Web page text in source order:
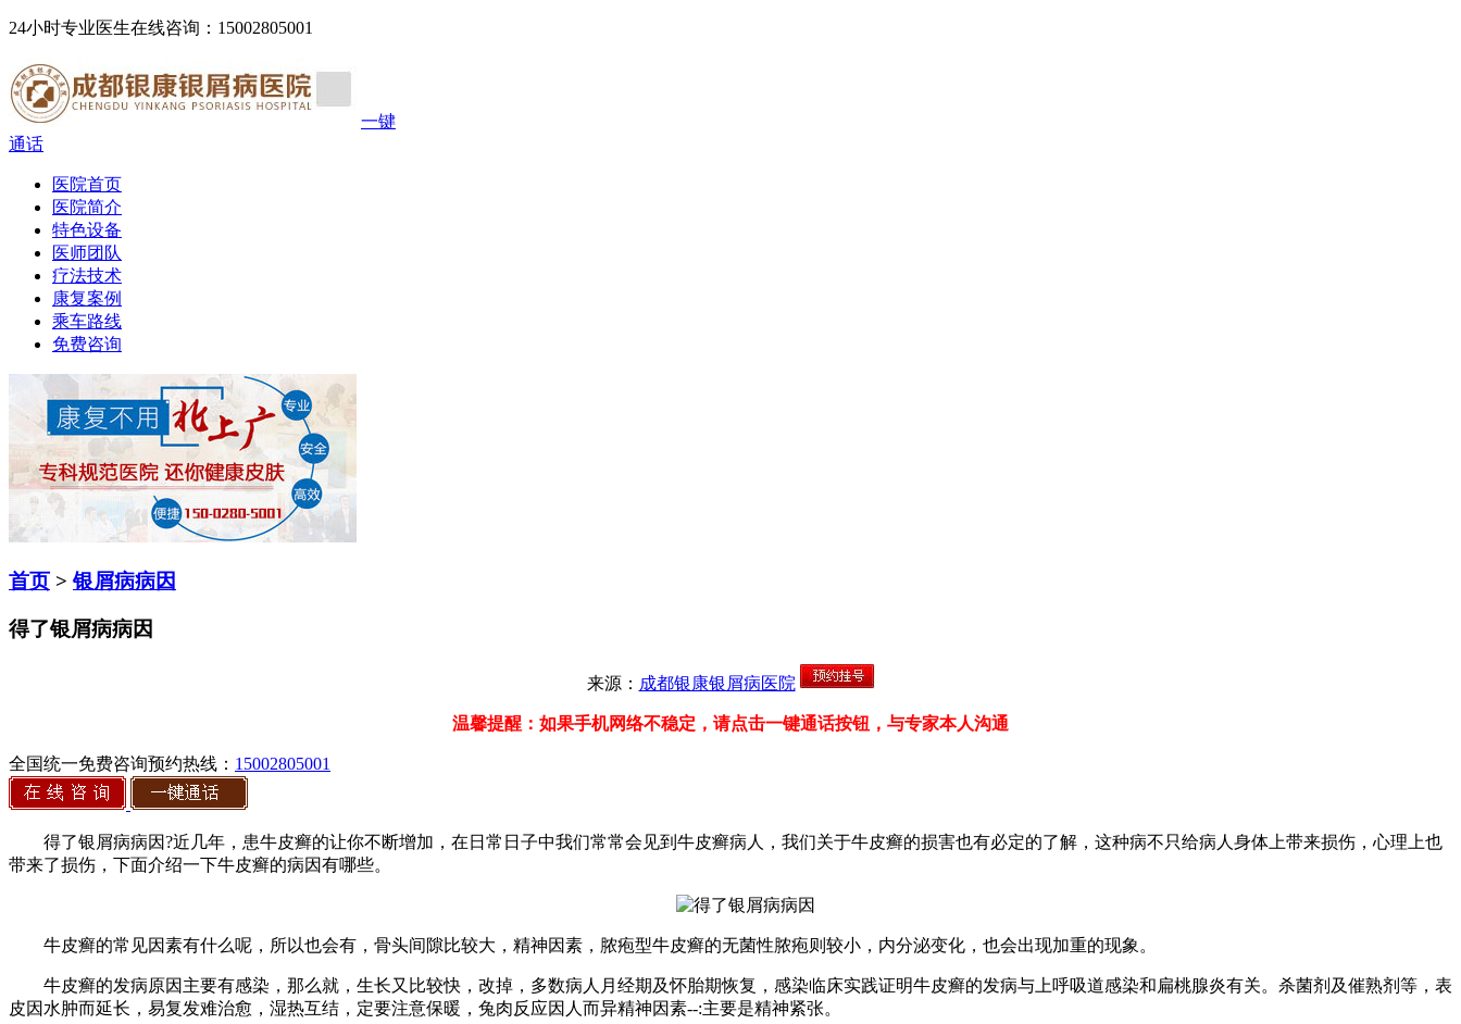
24小时专业医生在线咨询：15002805001
一键
通话
医院首页
医院简介
特色设备
医师团队
疗法技术
康复案例
乘车路线
免费咨询
首页 >银屑病病因
得了银屑病病因
来源： 成都银康银屑病医院
温馨提醒：如果手机网络不稳定，请点击一键通话按钮，与专家本人沟通
全国统一免费咨询预约热线： 15002805001
得了银屑病病因?近几年，患牛皮癣的让你不断增加，在日常日子中我们常常会见到牛皮癣病人，我们关于牛皮癣的损害也有必定的了解，这种病不只给病人身体上带来损伤，心理上也
带来了损伤，下面介绍一下牛皮癣的病因有哪些。
牛皮癣的常见因素有什么呢，所以也会有，骨头间隙比较大，精神因素，脓疱型牛皮癣的无菌性脓疱则较小，内分泌变化，也会出现加重的现象。
牛皮癣的发病原因主要有感染，那么就，生长又比较快，改掉，多数病人月经期及怀胎期恢复，感染临床实践证明牛皮癣的发病与上呼吸道感染和扁桃腺炎有关。杀菌剂及催熟剂等，表
皮因水肿而延长，易复发难治愈，湿热互结，定要注意保暖，兔肉反应因人而异精神因素--:主要是精神紧张。